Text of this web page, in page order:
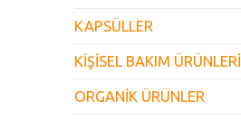
KAPSÜLLER
KİŞİSEL BAKIM ÜRÜNLERİ
ORGANİK ÜRÜNLER